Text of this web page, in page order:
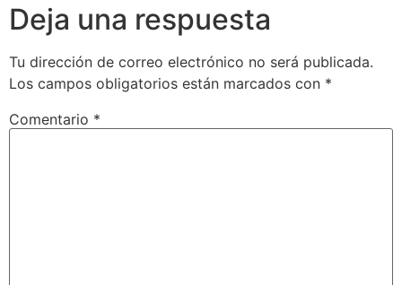
Deja una respuesta
Tu dirección de correo electrónico no será publicada.
Los campos obligatorios están marcados con *
Comentario *